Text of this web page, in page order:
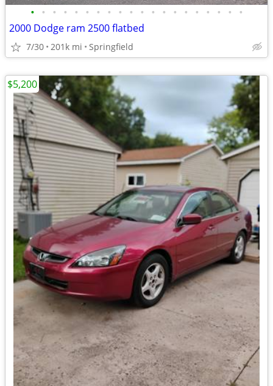
• • • • • • • • • • • • • • • • • • • •
2000 Dodge ram 2500 flatbed
7/30 201k mi Springfield
$5,200